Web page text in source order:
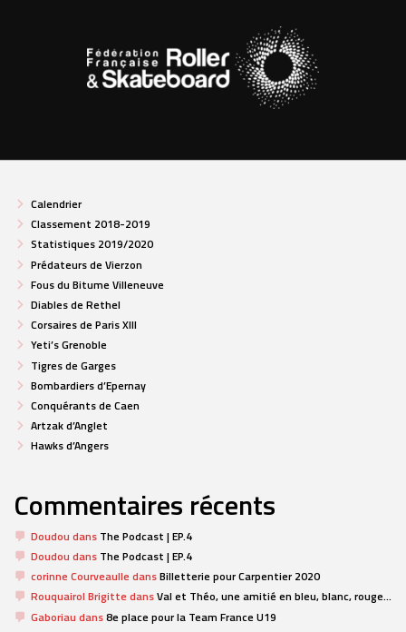
Calendrier
Classement 2018-2019
Statistiques 2019/2020
Prédateurs de Vierzon
Fous du Bitume Villeneuve
Diables de Rethel
Corsaires de Paris XIII
Yeti’s Grenoble
Tigres de Garges
Bombardiers d’Epernay
Conquérants de Caen
Artzak d’Anglet
Hawks d’Angers
Commentaires récents
Doudou dans The Podcast | EP.4
Doudou dans The Podcast | EP.4
corinne Courveaulle dansBilletterie pour Carpentier 2020
Rouquairol Brigitte dansVal et Théo, une amitié en bleu, blanc, rouge…
Gaboriau dans8e place pour la Team France U19